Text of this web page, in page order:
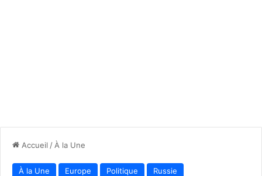
Accueil / À la Une
À la Une Europe Politique Russie